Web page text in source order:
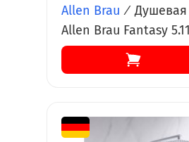
Allen Brau / Душевая
Allen Brau Fantasy
термостатическая,
брашированное